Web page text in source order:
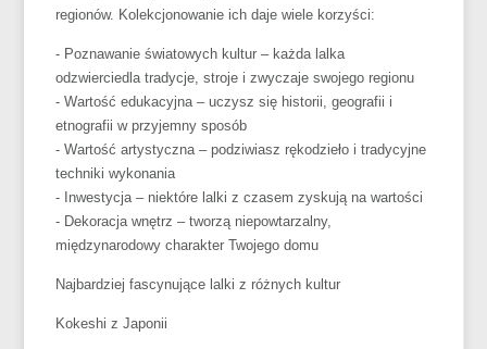
regionów. Kolekcjonowanie ich daje wiele korzyści:
- Poznawanie światowych kultur – każda lalka
odzwierciedla tradycje, stroje i zwyczaje swojego regionu
- Wartość edukacyjna – uczysz się historii, geografii i
etnografii w przyjemny sposób
- Wartość artystyczna – podziwiasz rękodzieło i tradycyjne
techniki wykonania
- Inwestycja – niektóre lalki z czasem zyskują na wartości
- Dekoracja wnętrz – tworzą niepowtarzalny,
międzynarodowy charakter Twojego domu
Najbardziej fascynujące lalki z różnych kultur
Kokeshi z Japonii